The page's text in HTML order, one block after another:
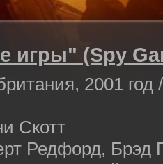
игры" (Spy
2001 год
Скотт
Редфорд, Брэд